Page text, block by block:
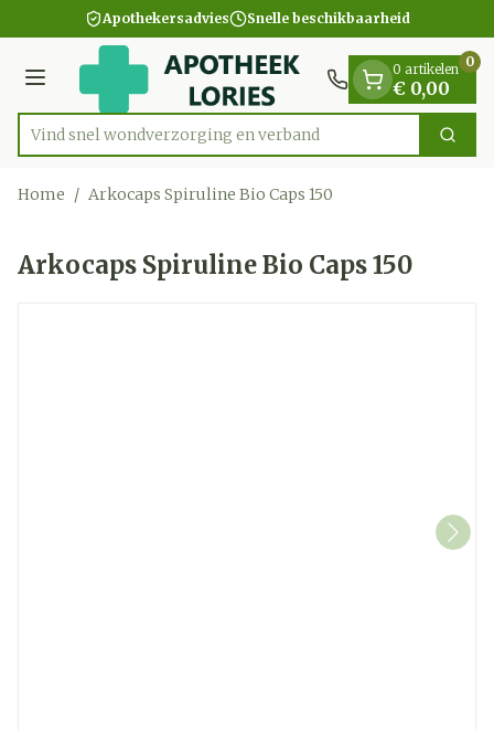
Ga naar de inhoudApothekersadvies Snelle beschikbaarheid
Menu
Product, merk, categorie...
Vind snel wondverzorging en verband Zoek
0 artikelen
€ 0,00
0
Home / Arkocaps Spiruline Bio Caps 150
Arkocaps Spiruline Bio Caps 150